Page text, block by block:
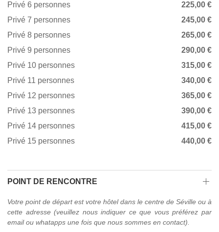
Privé 6 personnes
225,00 €
Privé 7 personnes
245,00 €
Privé 8 personnes
265,00 €
Privé 9 personnes
290,00 €
Privé 10 personnes
315,00 €
Privé 11 personnes
340,00 €
Privé 12 personnes
365,00 €
Privé 13 personnes
390,00 €
Privé 14 personnes
415,00 €
Privé 15 personnes
440,00 €
POINT DE RENCONTRE
Votre point de départ est votre hôtel dans le centre de Séville ou à
cette adresse (veuillez nous indiquer ce que vous préférez par
email ou whatapps une fois que nous sommes en contact).